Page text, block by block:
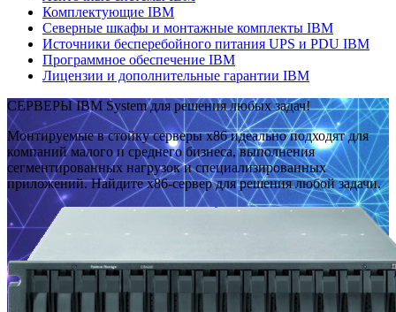
Комплектующие IBM
Северные шкафы и монтажные комплекты IBM
Источники бесперебойного питания UPS и PDU IBM
Программное обеспечение IBM
Лицензии и дополнительные гарантии IBM
СЕРВЕРЫ IBM System для решения любых задач!
Монтируемые в стойку серверы x86 идеально подходят для
компаний малого и среднего бизнеса, выполнения
сегментированных нагрузок и специализированных
приложений. Найдите x86-сервер для решения любой задачи.